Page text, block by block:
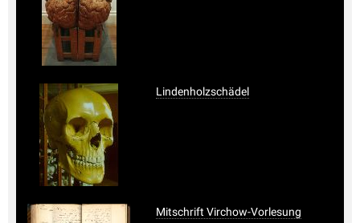
Lindenholzschädel
Mitschrift Virchow-Vorlesung